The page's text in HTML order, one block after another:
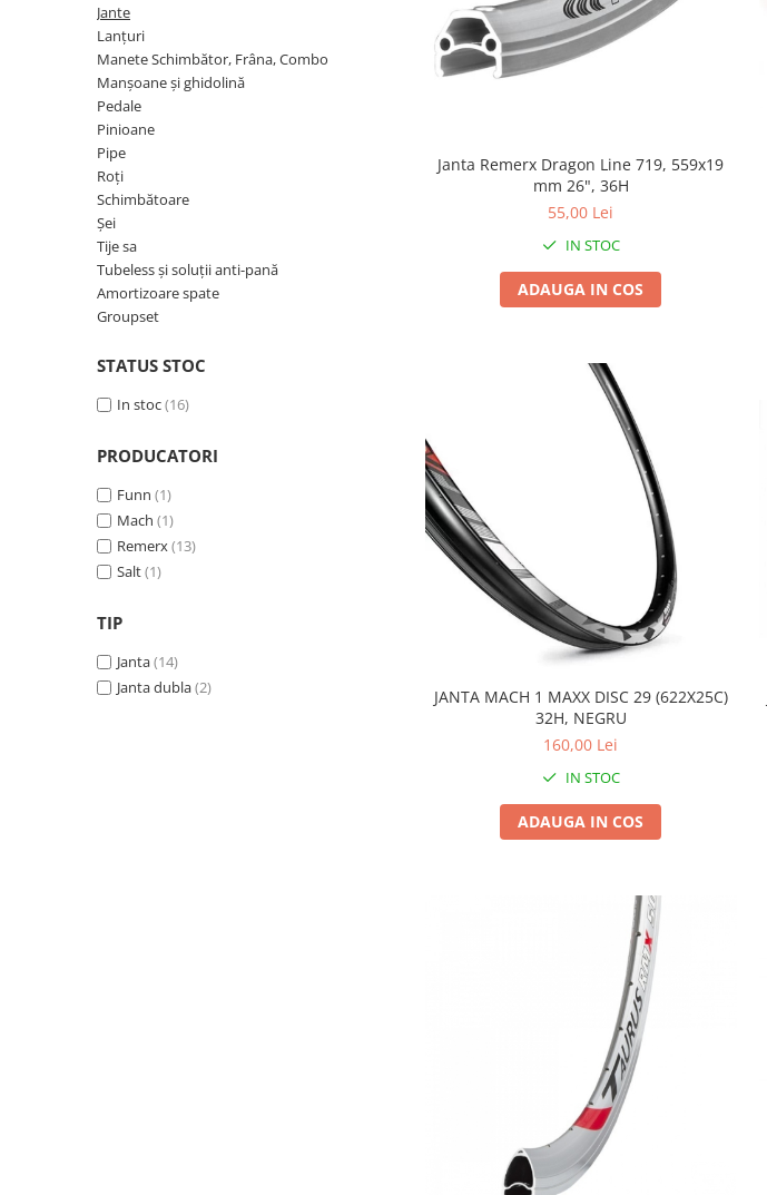
Cuvete (headset)
Frâne pe jantă
Discuri (rotoare)
Plăcuțe frână
Piese frâne
Frâne pe disc
Furci cu suspensie
Ghidoane și atașabile
Za conectare rapidă
Manete frână
Manete combo
Piese manete
Produse întreținere
Scaune copii
Scule și dispozitive
Sisteme antifurt
Suporți și portbagaje auto
Încălțăminte
Jante
Lanțuri
Manete Schimbător, Frâna, Combo
Manșoane și ghidolină
Pedale
Pinioane
Pipe
Roți
Schimbătoare
Șei
Tije sa
Tubeless și soluții anti-pană
Amortizoare spate
Groupset
STATUS STOC
In stoc(16)
PRODUCATORI
Funn (1)
Mach (1)
Remerx(13)
Salt(1)
TIP
Janta(14)
Janta dubla(2)
Janta Remerx Dragon Line 719, 559x19
mm 26", 36H
55,00 Lei
IN STOC
ADAUGA IN COS
JANTA MACH 1 MAXX DISC 29 (622X25C)
32H, NEGRU
160,00 Lei
IN STOC
ADAUGA IN COS